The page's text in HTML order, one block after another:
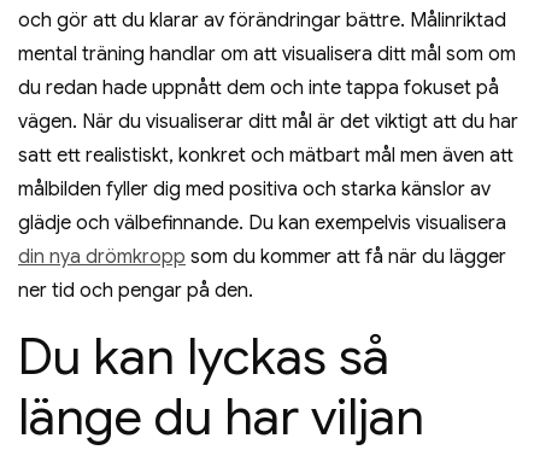
och gör att du klarar av förändringar bättre. Målinriktad
mental träning handlar om att visualisera ditt mål som om
du redan hade uppnått dem och inte tappa fokuset på
vägen. När du visualiserar ditt mål är det viktigt att du har
satt ett realistiskt, konkret och mätbart mål men även att
målbilden fyller dig med positiva och starka känslor av
glädje och välbefinnande. Du kan exempelvis visualisera
din nya drömkropp som du kommer att få när du lägger
ner tid och pengar på den.
Du kan lyckas så
länge du har viljan